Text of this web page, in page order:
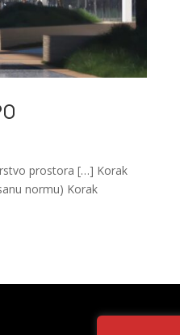
prostora […] Korak
normu) Korak